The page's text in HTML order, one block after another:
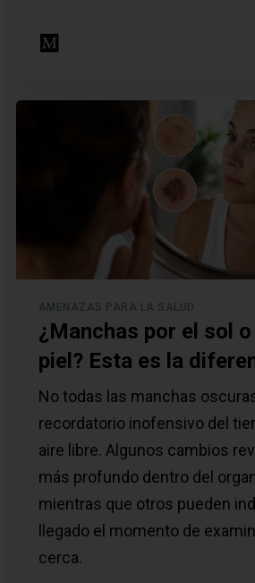
AMENAZAS PARA LA SALUD
¿Manchas por el sol
piel? Esta es la
No todas las manchas
recordatorio inofensivo del
aire libre. Algunos cambios
más profundo dentro del
mientras que otros pueden
llegado el momento de
cerca.